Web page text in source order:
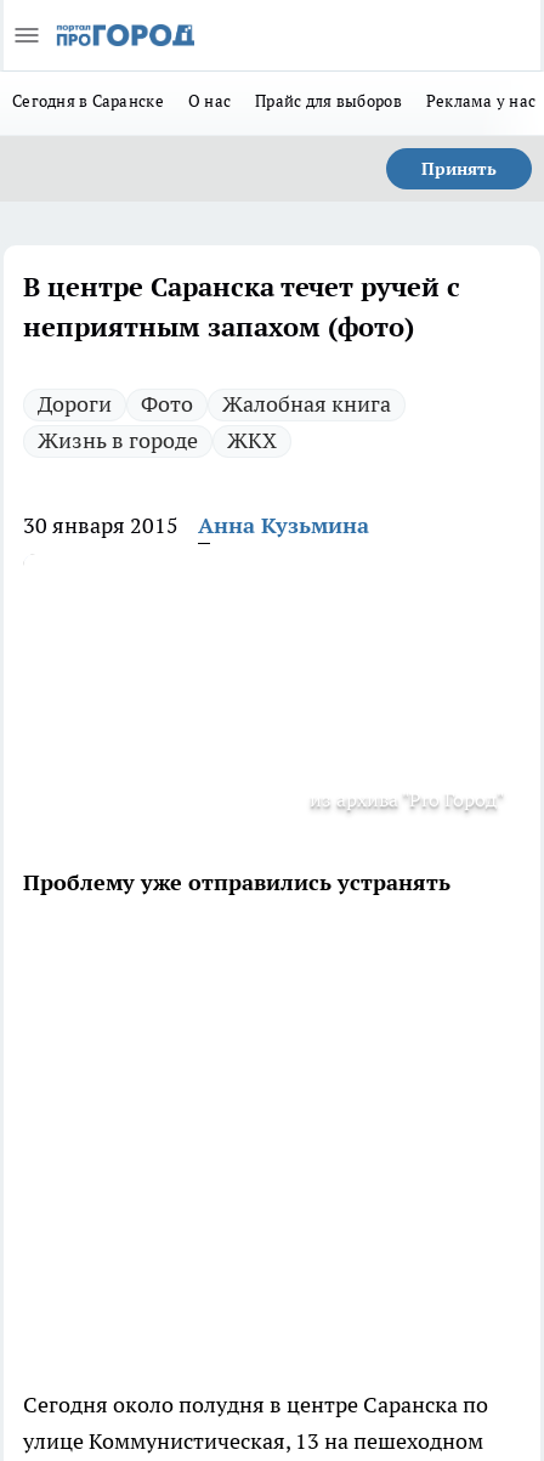
Сегодня в Саранске О нас Прайс для выборов Реклама у нас
Принять
В центре Саранска течет ручей с
неприятным запахом (фото)
Дороги Фото
Жалобная книга
Жизнь в городе
ЖКХ
30 января 2015 Анна Кузьмина
из архива "Pro Город"
Проблему уже отправились устранять
Сегодня около полудня в центре Саранска по
улице Коммунистическая, 13 на пешеходном